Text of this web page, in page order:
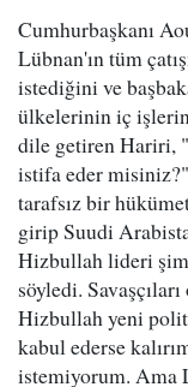
Cumhurbaşkanı
Lübnan'ın tüm
istediğini ve
ülkelerinin iç
dile getiren Hariri,
istifa eder
tarafsız bir
girip Suudi
Hizbullah lideri
söyledi.
Hizbullah yeni
kabul ederse
istemiyorum. Ama